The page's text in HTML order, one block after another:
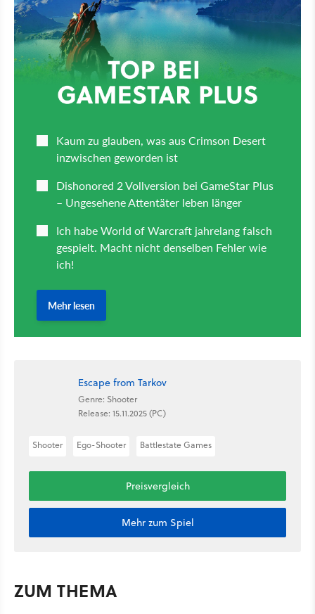
Escape from Tarkov
Genre: Shooter
Release: 15.11.2025 (PC)
Shooter Ego-Shooter Battlestate Games
Preisvergleich
Mehr zum Spiel
ZUM THEMA